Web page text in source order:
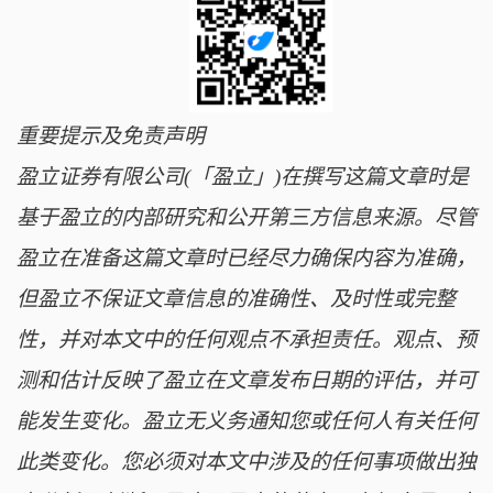
重要提示及免责声明
盈立证券有限公司(「盈立」)在撰写这篇文章时是
基于盈立的内部研究和公开第三方信息来源。尽管
盈立在准备这篇文章时已经尽力确保内容为准确，
但盈立不保证文章信息的准确性、及时性或完整
性，并对本文中的任何观点不承担责任。观点、预
测和估计反映了盈立在文章发布日期的评估，并可
能发生变化。盈立无义务通知您或任何人有关任何
此类变化。您必须对本文中涉及的任何事项做出独